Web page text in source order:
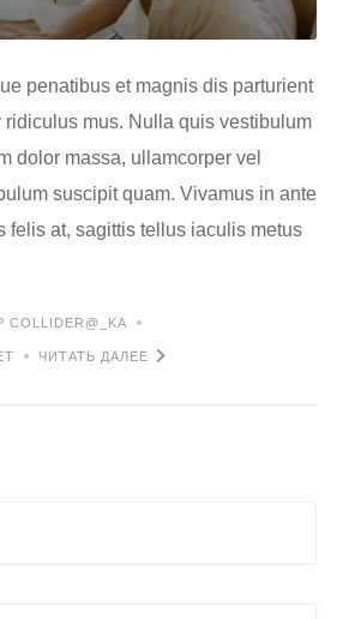
penatibus et magnis dis parturient
ridiculus mus. Nulla quis vestibulum
dolor massa, ullamcorper vel
suscipit quam. Vivamus in ante
felis at, sagittis tellus iaculis metus
COLLIDER@_KA
ЧИТАТЬ ДАЛЕЕ